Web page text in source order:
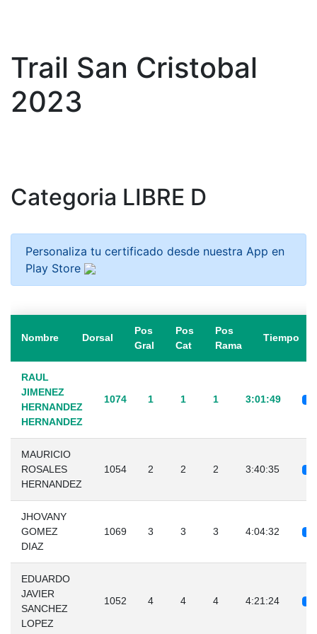
Trail San Cristobal
2023
Categoria LIBRE D
Personaliza tu certificado desde nuestra App en
Play Store
Nombre Dorsal
Pos
Gral
Pos
Cat
Pos
Rama
Tiempo
RAUL
JIMENEZ
HERNANDEZ
HERNANDEZ
1074 1 1 1 3:01:49
MAURICIO
ROSALES
HERNANDEZ
1054 2 2 2 3:40:35
JHOVANY
GOMEZ
DIAZ
1069 3 3 3 4:04:32
EDUARDO
JAVIER
SANCHEZ
LOPEZ
1052 4 4 4 4:21:24